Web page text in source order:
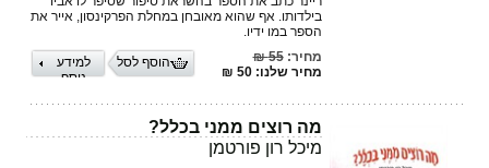
בילדותו. אף שהוא מאובחן במחלת הפרקינסון, אייר את
הספר במו ידיו.
מחיר:55 ₪
מחיר שלנו: 50 ₪
למידע
נוסף
הוסף לסל
מה רוצים ממני בכלל?
מיכל רון פורטמן